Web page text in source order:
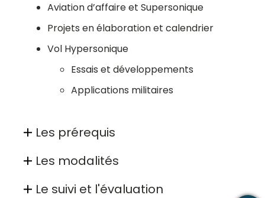
Aviation d’affaire et Supersonique
Projets en élaboration et calendrier
Vol Hypersonique
Essais et développements
Applications militaires
Les prérequis
Les modalités
Le suivi et l'évaluation